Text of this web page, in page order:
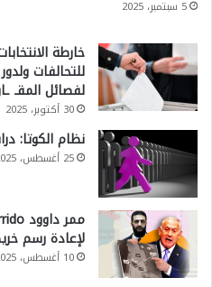
5 سبتمبر، 2025
للتحالفات
لفصائل المقـ
30 أكتوبر، 2025
نظام الكوتا:
25 أغسطس، 2025
لإعادة رسم
10 أغسطس، 2025